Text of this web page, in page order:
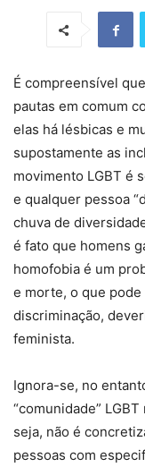
É compreensível
pautas em comum
elas há lésbicas e
supostamente as
movimento LGBT é
e qualquer pessoa
chuva de
é fato que homens
homofobia é um
e morte, o que
discriminação,
feminista.
Ignora-se, no
“comunidade”
seja, não é
pessoas com